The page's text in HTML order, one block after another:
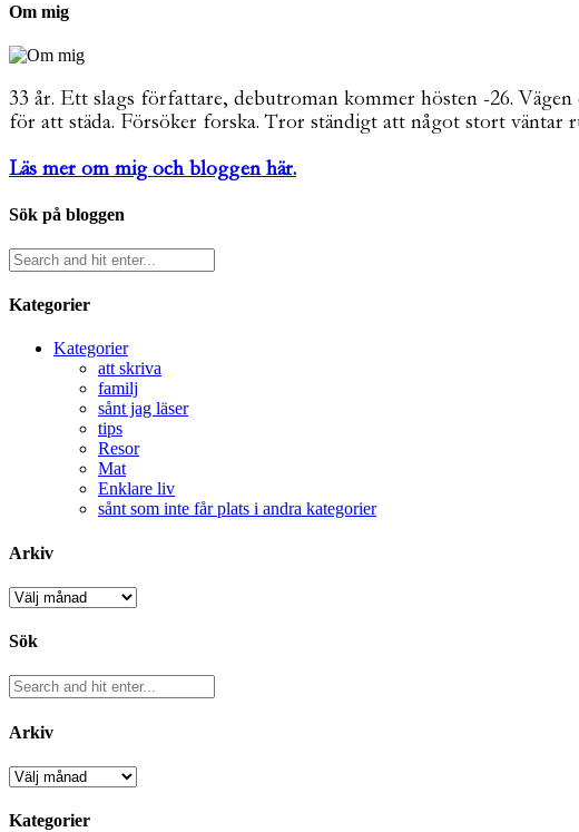
Om mig
33 år. Ett slags författare, debutroman kommer hösten -26.
för att städa. Försöker forska. Tror ständigt att något stort väntar
Läs mer om mig och bloggen här.
Sök på bloggen
Kategorier
Kategorier
att skriva
familj
sånt jag läser
tips
Resor
Mat
Enklare liv
sånt som inte får plats i andra kategorier
Arkiv
Arkiv
Sök
Arkiv
Arkiv
Kategorier